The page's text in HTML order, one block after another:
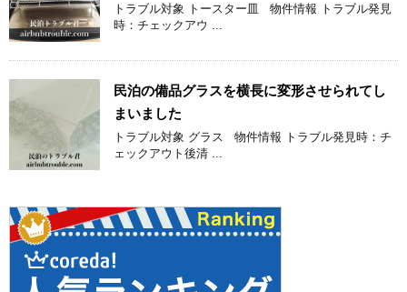
トラブル対象 トースター皿 物件情報 トラブル発見
時：チェックアウ ...
民泊の備品グラスを横長に変形させられてし
まいました
トラブル対象 グラス 物件情報 トラブル発見時：チ
ェックアウト後清 ...